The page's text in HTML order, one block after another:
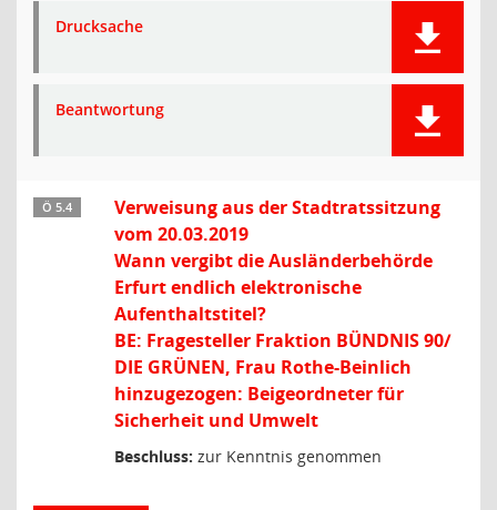
Drucksache
Beantwortung
Ö 5.4
Verweisung aus der Stadtratssitzung
vom 20.03.2019
Wann vergibt die Ausländerbehörde
Erfurt endlich elektronische
Aufenthaltstitel?
BE: Fragesteller Fraktion BÜNDNIS 90/
DIE GRÜNEN, Frau Rothe-Beinlich
hinzugezogen: Beigeordneter für
Sicherheit und Umwelt
Beschluss: zur Kenntnis genommen